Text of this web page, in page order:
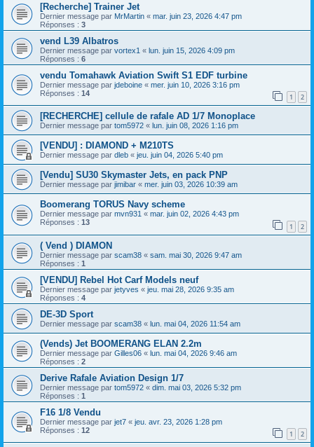
[Recherche] Trainer Jet
Dernier message par MrMartin « mar. juin 23, 2026 4:47 pm
Réponses : 3
vend L39 Albatros
Dernier message par vortex1 « lun. juin 15, 2026 4:09 pm
Réponses : 6
vendu Tomahawk Aviation Swift S1 EDF turbine
Dernier message par jdeboine « mer. juin 10, 2026 3:16 pm
Réponses : 14 1 2
[RECHERCHE] cellule de rafale AD 1/7 Monoplace
Dernier message par tom5972 « lun. juin 08, 2026 1:16 pm
[VENDU] : DIAMOND + M210TS
Dernier message par dleb « jeu. juin 04, 2026 5:40 pm
[Vendu] SU30 Skymaster Jets, en pack PNP
Dernier message par jimibar « mer. juin 03, 2026 10:39 am
Boomerang TORUS Navy scheme
Dernier message par mvn931 « mar. juin 02, 2026 4:43 pm
Réponses : 13 1 2
( Vend ) DIAMON
Dernier message par scam38 « sam. mai 30, 2026 9:47 am
Réponses : 1
[VENDU] Rebel Hot Carf Models neuf
Dernier message par jetyves « jeu. mai 28, 2026 9:35 am
Réponses : 4
DE-3D Sport
Dernier message par scam38 « lun. mai 04, 2026 11:54 am
(Vends) Jet BOOMERANG ELAN 2.2m
Dernier message par Gilles06 « lun. mai 04, 2026 9:46 am
Réponses : 2
Derive Rafale Aviation Design 1/7
Dernier message par tom5972 « dim. mai 03, 2026 5:32 pm
Réponses : 1
F16 1/8 Vendu
Dernier message par jet7 « jeu. avr. 23, 2026 1:28 pm
Réponses : 12 1 2